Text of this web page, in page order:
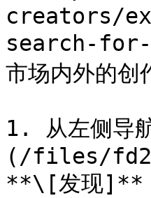
creators/
search-for-
市场内外的创
1. 从左侧导
(/files/
**\[发现]**